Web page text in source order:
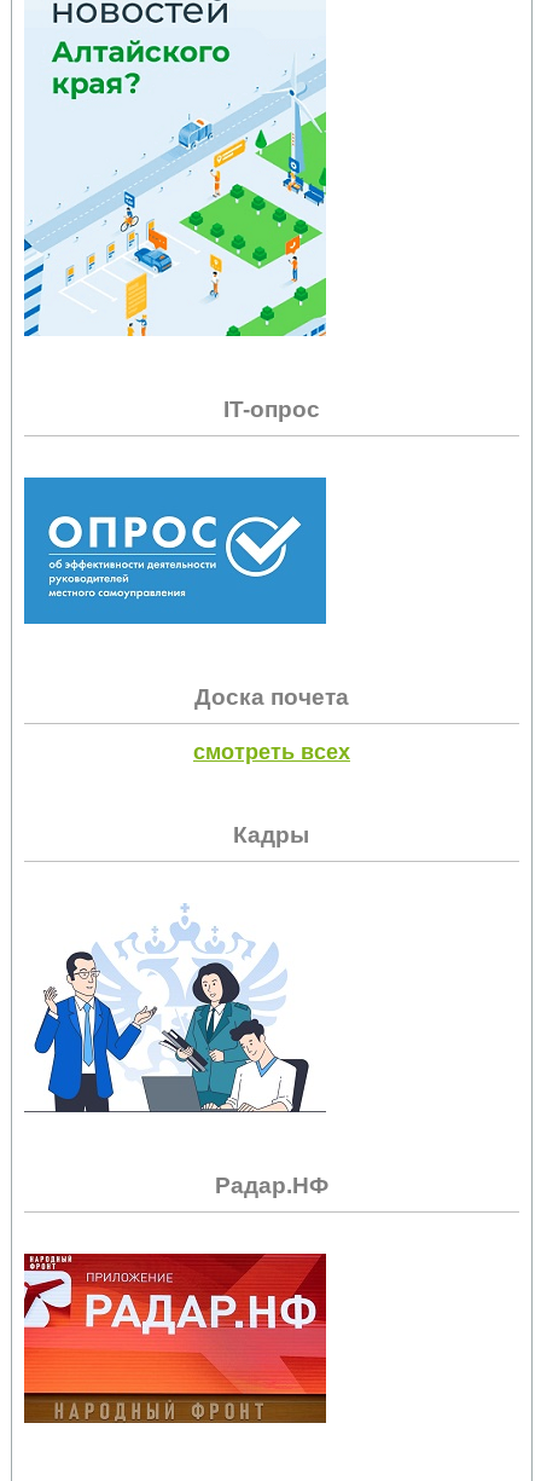
IT-опрос
Доска почета
смотреть всех
Кадры
Радар.НФ